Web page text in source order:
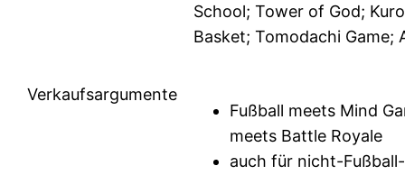
School; Tower of God;
Basket; Tomodachi Game;
Verkaufsargumente
Fußball meets Mind
meets Battle Royale
auch für nicht-